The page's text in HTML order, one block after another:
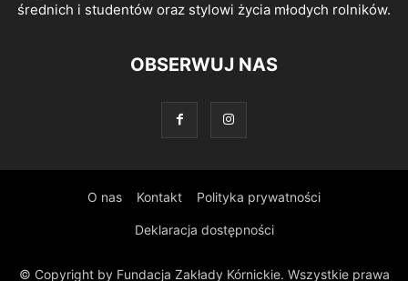
średnich i studentów oraz stylowi życia młodych rolników.
OBSERWUJ NAS
O nas Kontakt Polityka prywatności
Deklaracja dostępności
© Copyright by Fundacja Zakłady Kórnickie. Wszystkie prawa